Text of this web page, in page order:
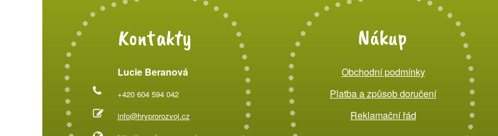
Kontakty
Lucie Beranová
+420 604 594 042
info@hryprorozvoj.cz
Nákup
Obchodní podmínky
Platba a způsob doručení
Reklamační řád